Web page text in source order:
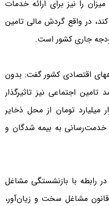
را نیز برای ارائه خدمات
در واقع گردش مالی تامین
جاری کشور است.
اقتصادی کشور گفت: بدون
اجتماعی نیز تاثیرگذار
در سال جاری باید 5 هزار میلیارد تومان از محل ذخایر
خدمت‌رسانی به بیمه شدگان و
رابطه با بازنشستگی مشاغل
مشاغل سخت و زیان‌آور،